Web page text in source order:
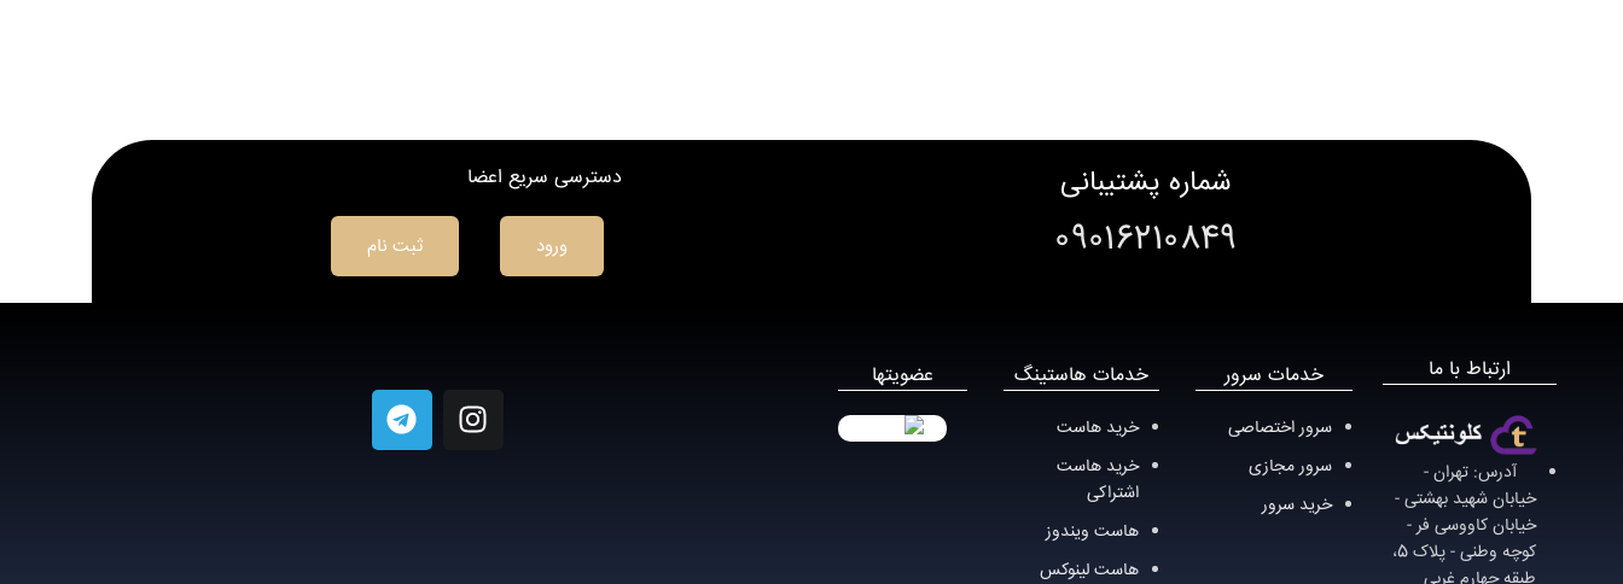
شماره پشتیبانی
09016210849
دسترسی سریع اعضا
ورود ثبت نام
ارتباط با ما
آدرس: تهران -
خيابان شهيد بهشتی -
خيابان کاووسی فر -
کوچه وطنی - پلاک 5،
خدمات سرور
سرور اختصاصی
سرور مجازی
خرید سرور
خدمات هاستینگ
خريد هاست
خريد هاست
اشتراکی
هاست ویندوز
هاست لینوکس
عضویتها